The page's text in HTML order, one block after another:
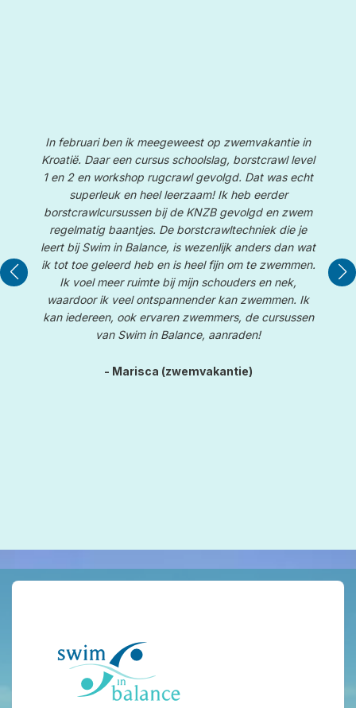
In februari ben ik meegeweest op zwemvakantie in
Kroatië. Daar een cursus schoolslag, borstcrawl level
1 en 2 en workshop rugcrawl gevolgd. Dat was echt
superleuk en heel leerzaam! Ik heb eerder
borstcrawlcursussen bij de KNZB gevolgd en zwem
regelmatig baantjes. De borstcrawltechniek die je
leert bij Swim in Balance, is wezenlijk anders dan wat
ik tot toe geleerd heb en is heel fijn om te zwemmen.
Ik voel meer ruimte bij mijn schouders en nek,
waardoor ik veel ontspannender kan zwemmen. Ik
kan iedereen, ook ervaren zwemmers, de cursussen
van Swim in Balance, aanraden!
- Marisca (zwemvakantie)